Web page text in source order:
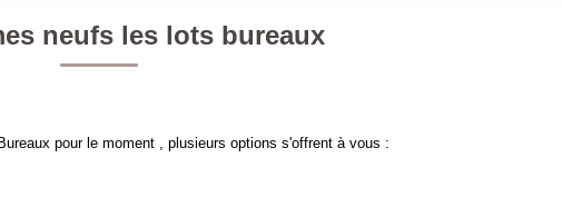
neufs les lots bureaux
pour le moment , plusieurs options s'offrent à vous :